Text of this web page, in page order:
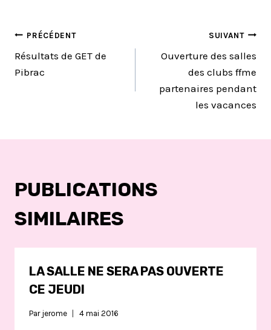
NAVIGATION
DE
PRÉCÉDENT
Résultats de GET de
Pibrac
SUIVANT
Ouverture des salles
des clubs ffme
partenaires pendant
les vacances
PUBLICATIONS
SIMILAIRES
LA SALLE NE SERA PAS OUVERTE
CE JEUDI
Par jerome 4 mai 2016